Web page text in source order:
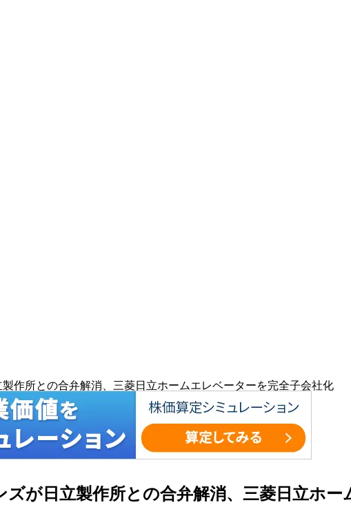
作所との合弁解消、三菱日立ホームエレベーターを完全子会社化
が日立製作所との合弁解消、三菱日立ホ